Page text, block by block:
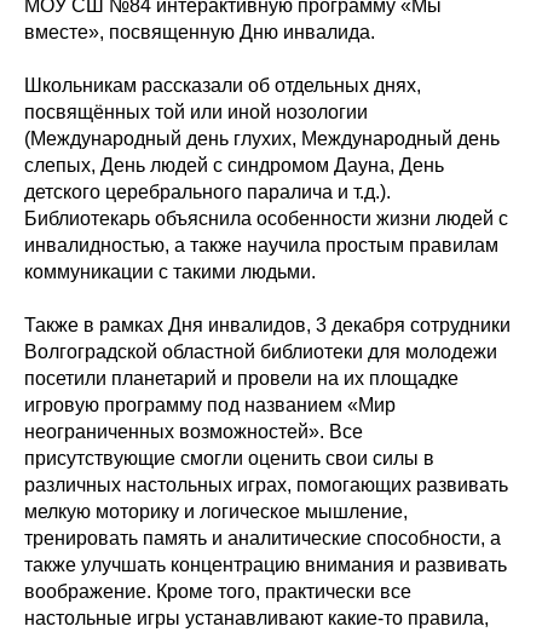
МОУ СШ №84 интерактивную программу «Мы
вместе», посвященную Дню инвалида.
Школьникам рассказали об отдельных днях,
посвящённых той или иной нозологии
(Международный день глухих, Международный день
слепых, День людей с синдромом Дауна, День
детского церебрального паралича и т.д.).
Библиотекарь объяснила особенности жизни людей с
инвалидностью, а также научила простым правилам
коммуникации с такими людьми.
Также в рамках Дня инвалидов, 3 декабря сотрудники
Волгоградской областной библиотеки для молодежи
посетили планетарий и провели на их площадке
игровую программу под названием «Мир
неограниченных возможностей». Все
присутствующие смогли оценить свои силы в
различных настольных играх, помогающих развивать
мелкую моторику и логическое мышление,
тренировать память и аналитические способности, а
также улучшать концентрацию внимания и развивать
воображение. Кроме того, практически все
настольные игры устанавливают какие-то правила,